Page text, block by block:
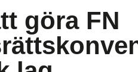
göra FN